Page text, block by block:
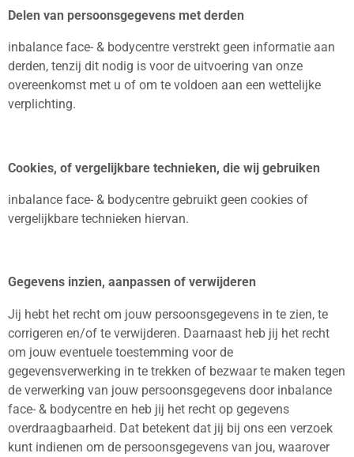
Delen van persoonsgegevens met derden
inbalance face- & bodycentre verstrekt geen informatie aan
derden, tenzij dit nodig is voor de uitvoering van onze
overeenkomst met u of om te voldoen aan een wettelijke
verplichting.
Cookies, of vergelijkbare technieken, die wij gebruiken
inbalance face- & bodycentre gebruikt geen cookies of
vergelijkbare technieken hiervan.
Gegevens inzien, aanpassen of verwijderen
Jij hebt het recht om jouw persoonsgegevens in te zien, te
corrigeren en/of te verwijderen. Daarnaast heb jij het recht
om jouw eventuele toestemming voor de
gegevensverwerking in te trekken of bezwaar te maken tegen
de verwerking van jouw persoonsgegevens door inbalance
face- & bodycentre en heb jij het recht op gegevens
overdraagbaarheid. Dat betekent dat jij bij ons een verzoek
kunt indienen om de persoonsgegevens van jou, waarover